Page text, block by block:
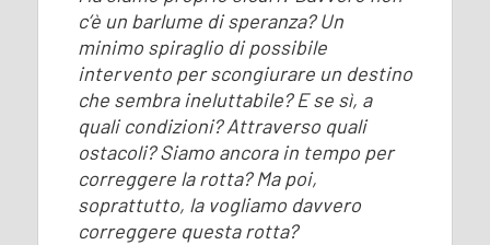
c’è un barlume di speranza? Un
minimo spiraglio di possibile
intervento per scongiurare un destino
che sembra ineluttabile? E se sì, a
quali condizioni? Attraverso quali
ostacoli? Siamo ancora in tempo per
correggere la rotta? Ma poi,
soprattutto, la vogliamo davvero
correggere questa rotta?